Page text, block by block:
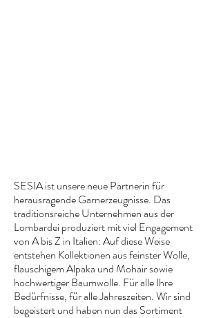
SESIA ist unsere neue Partnerin für
herausragende Garnerzeugnisse. Das
traditionsreiche Unternehmen aus der
Lombardei produziert mit viel Engagement
von A bis Z in Italien: Auf diese Weise
entstehen Kollektionen aus feinster Wolle,
flauschigem Alpaka und Mohair sowie
hochwertiger Baumwolle. Für alle Ihre
Bedürfnisse, für alle Jahreszeiten. Wir sind
begeistert und haben nun das Sortiment